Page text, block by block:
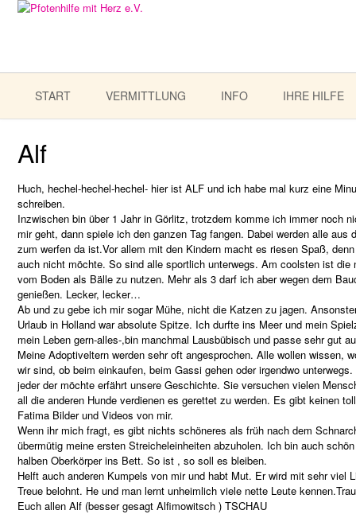
START VERMITTLUNG INFO IHRE HILFE
Alf
Huch, hechel-hechel-hechel- hier ist ALF und ich habe mal kurz eine
schreiben.
Inzwischen bin über 1 Jahr in Görlitz, trotzdem komme ich immer noch
mir geht, dann spiele ich den ganzen Tag fangen. Dabei werden alle
zum werfen da ist.Vor allem mit den Kindern macht es riesen Spaß,
auch nicht möchte. So sind alle sportlich unterwegs. Am coolsten ist
vom Boden als Bälle zu nutzen. Mehr als 3 darf ich aber wegen dem
genießen. Lecker, lecker…
Ab und zu gebe ich mir sogar Mühe, nicht die Katzen zu jagen.
Urlaub in Holland war absolute Spitze. Ich durfte ins Meer und mein
mein Leben gern-alles-,bin manchmal Lausbübisch und passe sehr gut
Meine Adoptiveltern werden sehr oft angesprochen. Alle wollen wissen,
wir sind, ob beim einkaufen, beim Gassi gehen oder irgendwo
jeder der möchte erfährt unsere Geschichte. Sie versuchen vielen
all die anderen Hunde verdienen es gerettet zu werden. Es gibt keinen
Fatima Bilder und Videos von mir.
Wenn ihr mich fragt, es gibt nichts schöneres als früh nach dem
übermütig meine ersten Streicheleinheiten abzuholen. Ich bin auch
halben Oberkörper ins Bett. So ist , so soll es bleiben.
Helft auch anderen Kumpels von mir und habt Mut. Er wird mit sehr viel
Treue belohnt. He und man lernt unheimlich viele nette Leute
Euch allen Alf (besser gesagt Alfimowitsch ) TSCHAU